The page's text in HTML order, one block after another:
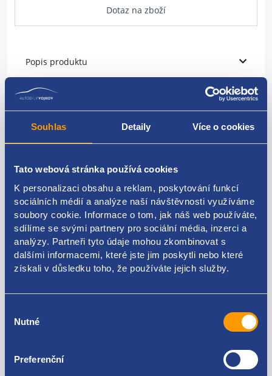
Souhlas Detaily Více o cookies
Tato webová stránka používá cookies
K personalizaci obsahu a reklam, poskytování funkcí
sociálních médií a analýze naší návštěvnosti využíváme
soubory cookie. Informace o tom, jak náš web používáte,
sdílíme se svými partnery pro sociální média, inzerci a
analýzy. Partneři tyto údaje mohou zkombinovat s
dalšími informacemi, které jste jim poskytli nebo které
získali v důsledku toho, že používáte jejich služby.
souhlasu
Nutné
Preferenční
Dotaz na zboží
Popis produktu
Vstřikovací tryska
VAG originál: 070130073R 070130073RX
Kódy produktu
070130073R 070130073RX 0986441579
Použitelné pro vozy